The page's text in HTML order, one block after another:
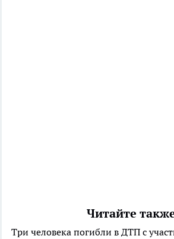
Читайте
Три человека погибли в ДТП с